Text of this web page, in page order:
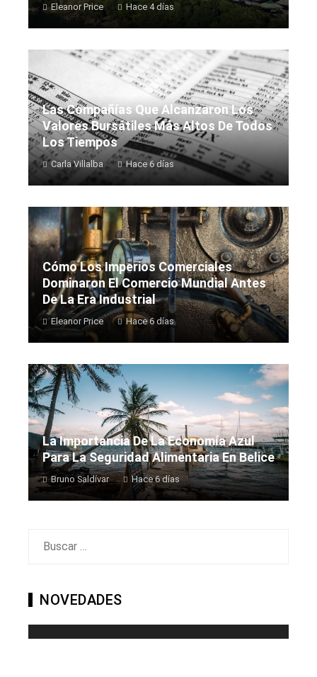
Eleanor Price Hace 4 días
Las Compañías Que Alcanzaron Los
Valores Bursátiles Más Altos De Todos
Los Tiempos
Carla Villalba Hace 6 días
Cómo Los Imperios Comerciales
Dominaron El Comercio Mundial Antes
De La Era Industrial
Eleanor Price Hace 6 días
La Importancia De La Economía Azul
Para La Seguridad Alimentaria En Belice
Bruno Saldívar Hace 6 días
NOVEDADES